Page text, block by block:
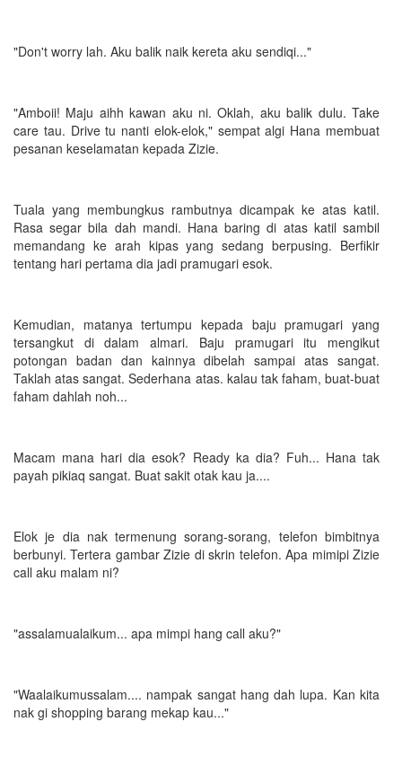
"Don't worry lah. Aku balik naik kereta aku sendiqi..."
"Amboii! Maju aihh kawan aku ni. Oklah, aku balik dulu. Take
care tau. Drive tu nanti elok-elok," sempat algi Hana membuat
pesanan keselamatan kepada Zizie.
Tuala yang membungkus rambutnya dicampak ke atas katil.
Rasa segar bila dah mandi. Hana baring di atas katil sambil
memandang ke arah kipas yang sedang berpusing. Berfikir
tentang hari pertama dia jadi pramugari esok.
Kemudian, matanya tertumpu kepada baju pramugari yang
tersangkut di dalam almari. Baju pramugari itu mengikut
potongan badan dan kainnya dibelah sampai atas sangat.
Taklah atas sangat. Sederhana atas. kalau tak faham, buat-buat
faham dahlah noh...
Macam mana hari dia esok? Ready ka dia? Fuh... Hana tak
payah pikiaq sangat. Buat sakit otak kau ja....
Elok je dia nak termenung sorang-sorang, telefon bimbitnya
berbunyi. Tertera gambar Zizie di skrin telefon. Apa mimipi Zizie
call aku malam ni?
"assalamualaikum... apa mimpi hang call aku?"
"Waalaikumussalam.... nampak sangat hang dah lupa. Kan kita
nak gi shopping barang mekap kau..."